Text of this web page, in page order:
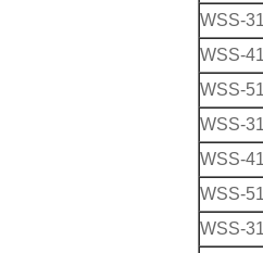
WSS-
WSS-
WSS-
WSS-
WSS-
WSS-
WSS-